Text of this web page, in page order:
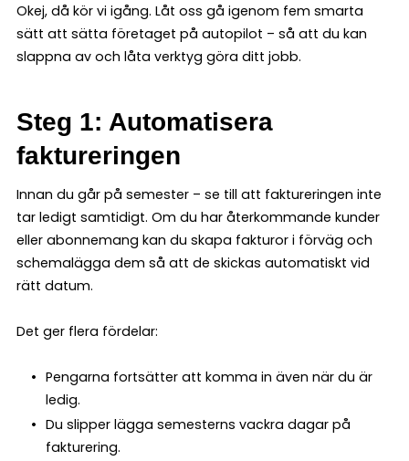
Okej, då kör vi igång. Låt oss gå igenom fem smarta
sätt att sätta företaget på autopilot – så att du kan
slappna av och låta verktyg göra ditt jobb.
Steg 1: Automatisera
faktureringen
Innan du går på semester – se till att faktureringen inte
tar ledigt samtidigt. Om du har återkommande kunder
eller abonnemang kan du skapa fakturor i förväg och
schemalägga dem så att de skickas automatiskt vid
rätt datum.
Det ger flera fördelar:
Pengarna fortsätter att komma in även när du är
ledig.
Du slipper lägga semesterns vackra dagar på
fakturering.